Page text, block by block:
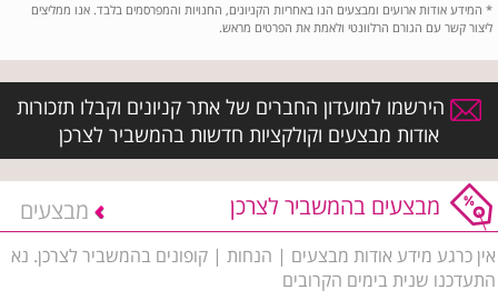
* המידע אודות ארועים ומבצעים הנו באחריות הקניונים, החנויות והמפרסמים בלבד. אנו ממליצים
ליצור קשר עם הגורם הרלוונטי ולאמת את הפרטים מראש.
הירשמו למועדון החברים של אתר קניונים וקבלו תזכורות
אודות מבצעים וקולקציות חדשות בהמשביר לצרכן
מבצעים בהמשביר לצרכן מבצעים
אין כרגע מידע אודות מבצעים | הנחות | קופונים בהמשביר לצרכן. נא
התעדכנו שנית בימים הקרובים